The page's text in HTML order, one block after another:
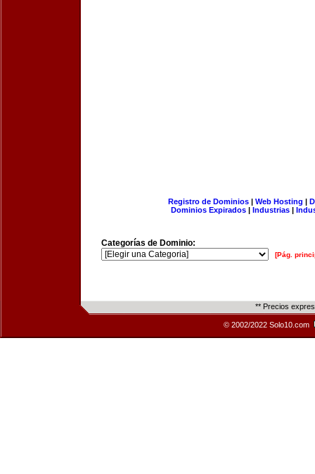
Registro de Dominios| Web Hosting |
Dominios Expirados | Industrias |
Categorías de Dominio:
[Pág.
** Precios
© 2002/2022 Solo10.com